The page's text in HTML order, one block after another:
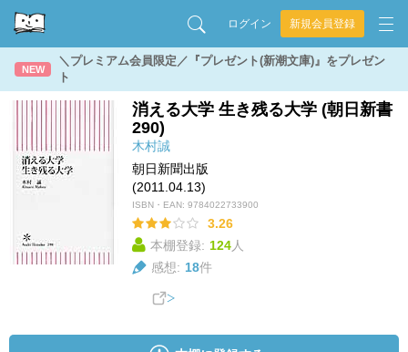
ログイン 新規会員登録
NEW
＼プレミアム会員限定／『プレゼント(新潮文庫)』をプレゼン
ト
消える大学 生き残る大学 (朝日新書
290)
木村誠
朝日新聞出版
(2011.04.13)
ISBN・EAN: 9784022733900
3.26
本棚登録: 124人
感想: 18件